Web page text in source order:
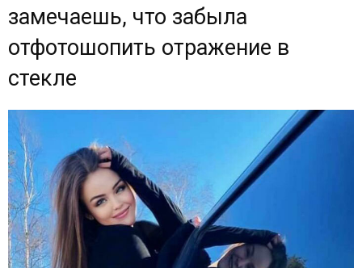
замечаешь, что забыла
отфотошопить отражение в
стекле